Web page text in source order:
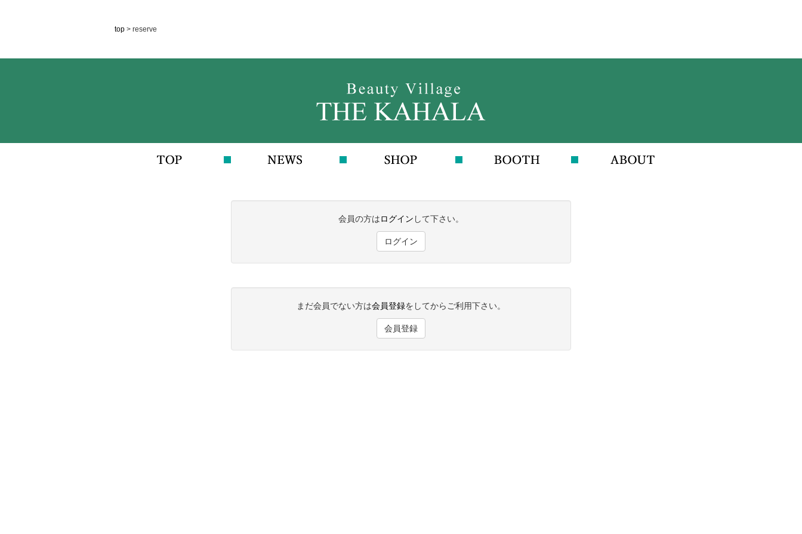
top > reserve
会員の方はログイン して下さい。
ログイン
まだ会員でない方は会員登録をしてからご利用下さい。
会員登録